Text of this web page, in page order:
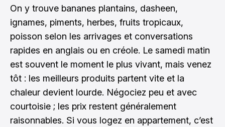
On y trouve bananes plantains, dasheen,
ignames, piments, herbes, fruits tropicaux,
poisson selon les arrivages et conversations
rapides en anglais ou en créole. Le samedi matin
est souvent le moment le plus vivant, mais venez
tôt : les meilleurs produits partent vite et la
chaleur devient lourde. Négociez peu et avec
courtoisie ; les prix restent généralement
raisonnables. Si vous logez en appartement, c’est